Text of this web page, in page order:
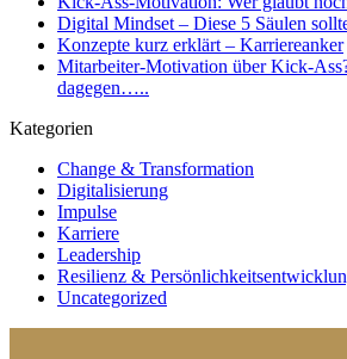
Digital Mindset – Diese 5 Säulen
Konzepte kurz erklärt – Karriereanker
Mitarbeiter-Motivation über Kick-
dagegen…..
Kategorien
Change & Transformation
Digitalisierung
Impulse
Karriere
Leadership
Resilienz &
Uncategorized